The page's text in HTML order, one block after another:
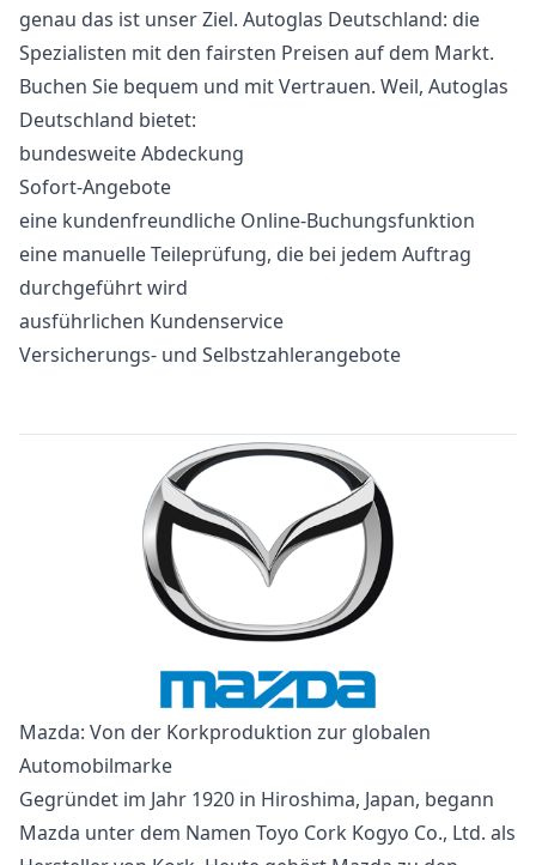
genau das ist unser Ziel. Autoglas Deutschland: die
Spezialisten mit den fairsten Preisen auf dem Markt.
Buchen Sie bequem und mit Vertrauen. Weil, Autoglas
Deutschland bietet:
bundesweite Abdeckung
Sofort-Angebote
eine kundenfreundliche Online-Buchungsfunktion
eine manuelle Teileprüfung, die bei jedem Auftrag
durchgeführt wird
ausführlichen Kundenservice
Versicherungs- und Selbstzahlerangebote
Mazda: Von der Korkproduktion zur globalen
Automobilmarke
Gegründet im Jahr 1920 in Hiroshima, Japan, begann
Mazda unter dem Namen Toyo Cork Kogyo Co., Ltd. als